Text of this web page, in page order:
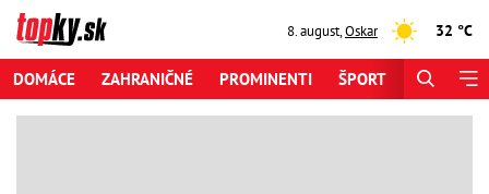
8. august,Oskar 32 °C
DOMÁCE ZAHRANIČNÉ PROMINENTI ŠPORT